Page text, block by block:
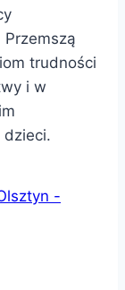
trudności
i w
dzieci.